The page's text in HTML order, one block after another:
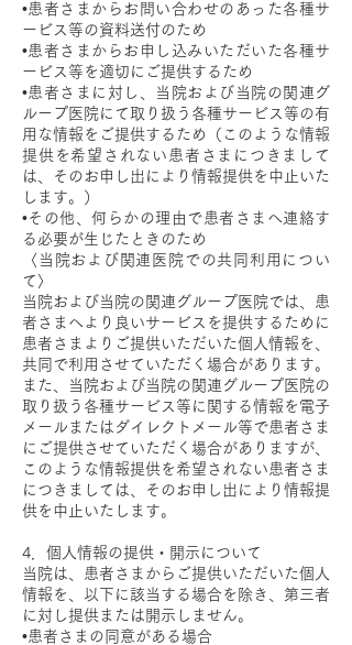
•患者さまからお問い合わせのあった各種サ
ービス等の資料送付のため
•患者さまからお申し込みいただいた各種サ
ービス等を適切にご提供するため
•患者さまに対し、当院および当院の関連グ
ループ医院にて取り扱う各種サービス等の有
用な情報をご提供するため（このような情報
提供を希望されない患者さまにつきまして
は、そのお申し出により情報提供を中止いた
します。）
•その他、何らかの理由で患者さまへ連絡す
る必要が生じたときのため
〈当院および関連医院での共同利用につい
て〉
当院および当院の関連グループ医院では、患
者さまへより良いサービスを提供するために
患者さまよりご提供いただいた個人情報を、
共同で利用させていただく場合があります。
また、当院および当院の関連グループ医院の
取り扱う各種サービス等に関する情報を電子
メールまたはダイレクトメール等で患者さま
にご提供させていただく場合がありますが、
このような情報提供を希望されない患者さま
につきましては、そのお申し出により情報提
供を中止いたします。
4．個人情報の提供・開示について
当院は、患者さまからご提供いただいた個人
情報を、以下に該当する場合を除き、第三者
に対し提供または開示しません。
•患者さまの同意がある場合